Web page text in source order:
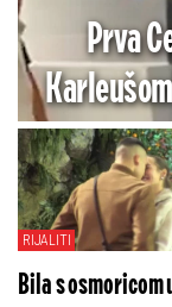
Prva
RIJALITI
Bila s